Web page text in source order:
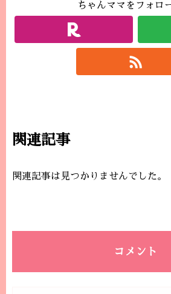
ちゃんママをフォロ
関連記事
関連記事は見つかりませんでした。
コメント